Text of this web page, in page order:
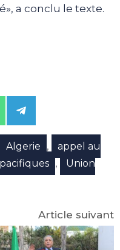
a conclu le texte.
Share
on
Telegram
Algerie ,
appel au
,
Union
Article suivant